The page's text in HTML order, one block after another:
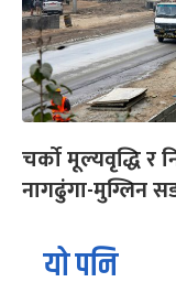
चर्को मूल्यवृद्धि र
नागढुंगा-मुग्लिन
यो पनि